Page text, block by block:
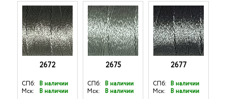
2672
СПб: В наличии
Мск:
В наличии
2675
СПб: В наличии
Мск:
В наличии
2677
СПб: В наличии
Мск:
В наличии